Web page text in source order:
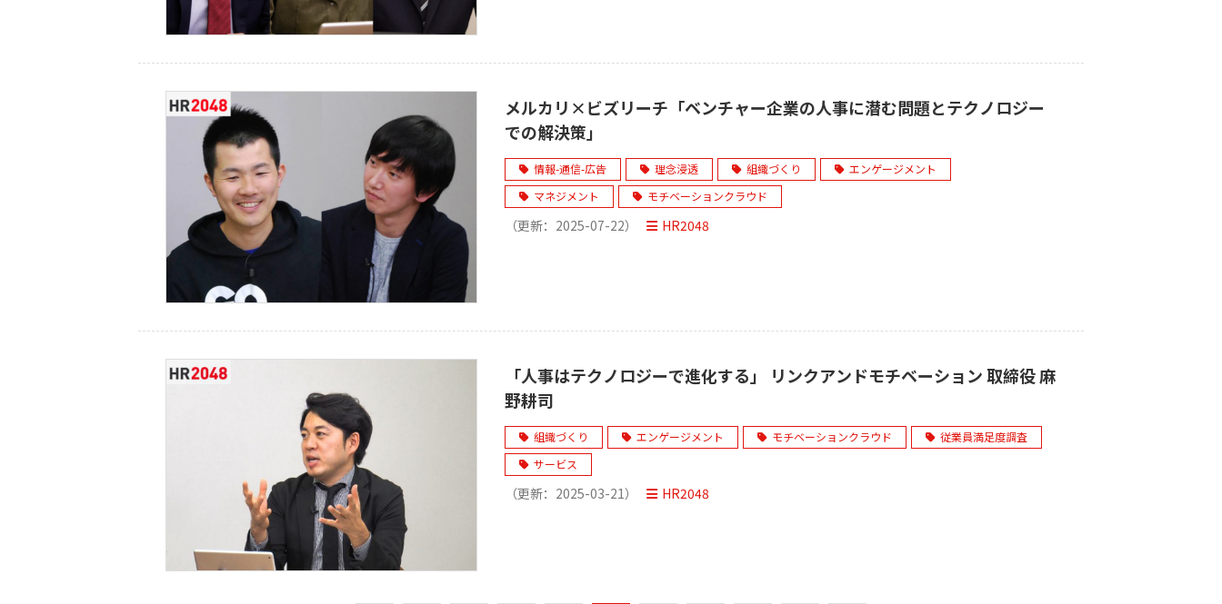
メルカリ×ビズリーチ「ベンチャー企業の人事に潜む問題とテクノロジー
での解決策」
情報-通信-広告 理念浸透 組織づくり
エンゲージメント
マネジメント
モチベーションクラウド
（更新： 2025-07-22） HR2048
「人事はテクノロジーで進化する」 リンクアンドモチベーション 取締役 麻
野耕司
組織づくり エンゲージメント モチベーションクラウド
従業員満足度調査
サービス
（更新： 2025-03-21） HR2048